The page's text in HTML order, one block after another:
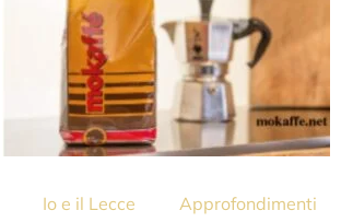
Io e il Lecce Approfondimenti